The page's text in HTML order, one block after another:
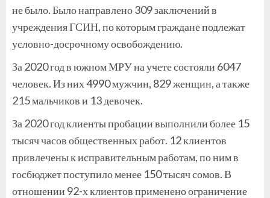
не было. Было направлено 309 заключений в
учреждения ГСИН, по которым граждане подлежат
условно-досрочному освобождению.
За 2020 год в южном МРУ на учете состояли 6047
человек. Из них 4990 мужчин, 829 женщин, а также
215 мальчиков и 13 девочек.
За 2020 год клиенты пробации выполнили более 15
тысяч часов общественных работ. 12 клиентов
привлечены к исправительным работам, по ним в
госбюджет поступило менее 150 тысяч сомов. В
отношении 92-х клиентов применено ограничение